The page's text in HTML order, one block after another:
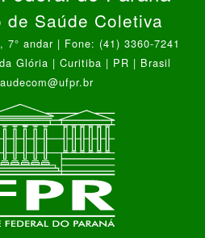
de Saúde Coletiva
7° andar | Fone: (41) 3360-7241
Glória | Curitiba | PR | Brasil